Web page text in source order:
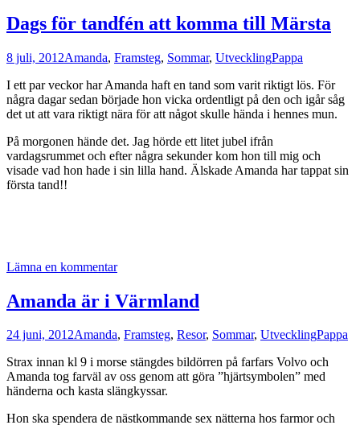
Dags för tandfén att komma till Märsta
8 juli, 2012Amanda, Framsteg, Sommar, UtvecklingPappa
I ett par veckor har Amanda haft en tand som varit riktigt lös. För
några dagar sedan började hon vicka ordentligt på den och igår såg
det ut att vara riktigt nära för att något skulle hända i hennes mun.
På morgonen hände det. Jag hörde ett litet jubel ifrån
vardagsrummet och efter några sekunder kom hon till mig och
visade vad hon hade i sin lilla hand. Älskade Amanda har tappat sin
första tand!!
Lämna en kommentar
Amanda är i Värmland
24 juni, 2012Amanda, Framsteg, Resor, Sommar, UtvecklingPappa
Strax innan kl 9 i morse stängdes bildörren på farfars Volvo och
Amanda tog farväl av oss genom att göra ”hjärtsymbolen” med
händerna och kasta slängkyssar.
Hon ska spendera de nästkommande sex nätterna hos farmor och